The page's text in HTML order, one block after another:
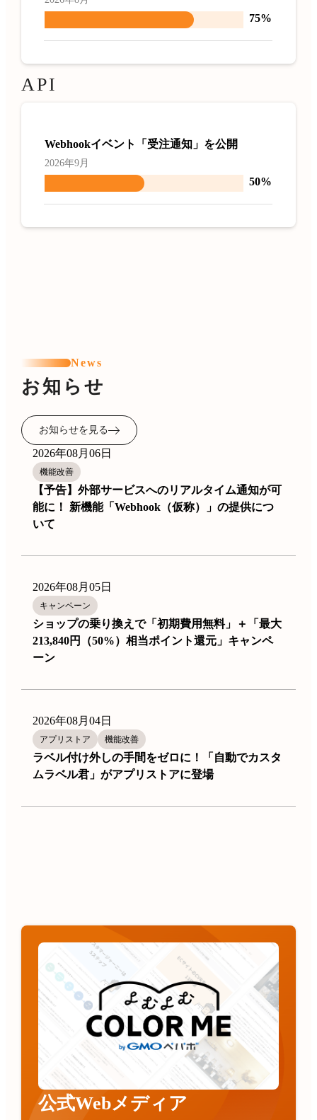
75%
API
Webhookイベント「受注通知」を公開
2026年9月
50%
News
お知らせ
お知らせを見る
2026年08月06日
機能改善
【予告】外部サービスへのリアルタイム通知が可
能に！ 新機能「Webhook（仮称）」の提供につ
いて
2026年08月05日
キャンペーン
ショップの乗り換えで「初期費用無料」＋「最大
213,840円（50%）相当ポイント還元」キャンペ
ーン
2026年08月04日
アプリストア 機能改善
ラベル付け外しの手間をゼロに！「自動でカスタ
ムラベル君」がアプリストアに登場
公式Webメディア